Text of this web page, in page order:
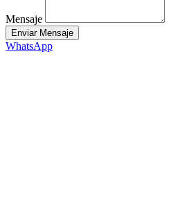
Mensaje
Enviar Mensaje
WhatsApp